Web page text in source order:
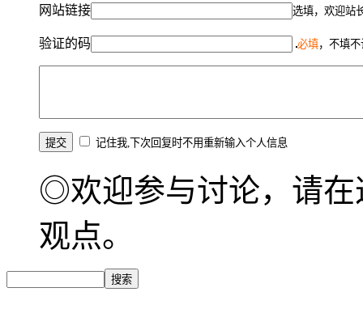
网站链接 选填，欢迎站
验证的码 必填，不填
记住我,下次回复时不用重新输入个人信息
◎欢迎参与讨论，请在
观点。